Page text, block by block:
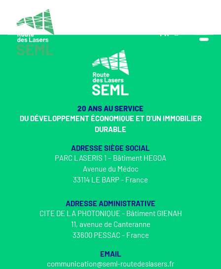
FR
EN
20 ANS AU SERVICE
DU DÉVELOPPEMENT ÉCONOMIQUE ET D’UN IMMOBILIER
DURABLE
ADRESSE SIÈGE SOCIAL
PARC LASERIS 1 – Bâtiment HEGOA
Avenue du Médoc
33114 LE BARP - France
ADRESSE ADMINISTRATIVE
CITE DE LA PHOTONIQUE - Bâtiment GIENAH
11, avenue de Canteranne
33600 PESSAC - France
EMAIL
communication@seml-routedeslasers.fr